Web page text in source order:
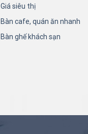
Giá siêu thị
Bàn cafe, quán ăn nhanh
Bàn ghế khách sạn